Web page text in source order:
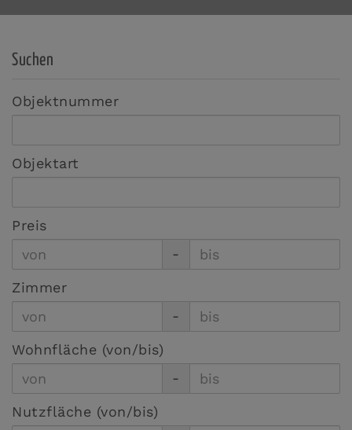
Suchen
Objektnummer
Objektart
Preis
-
Zimmer
-
Wohnfläche (von/bis)
-
Nutzfläche (von/bis)